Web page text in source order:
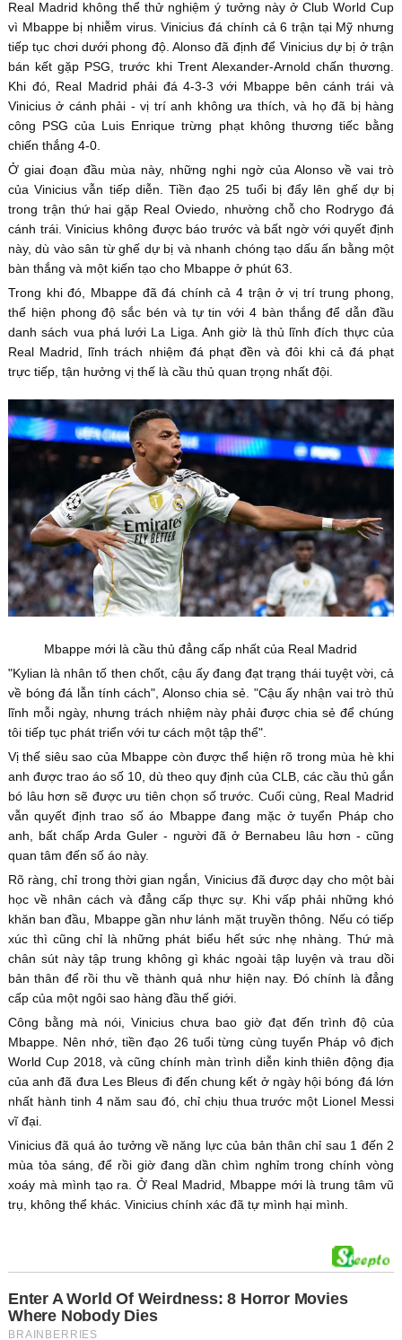
Real Madrid không thể thử nghiệm ý tưởng này ở Club World Cup
vì Mbappe bị nhiễm virus. Vinicius đá chính cả 6 trận tại Mỹ nhưng
tiếp tục chơi dưới phong độ. Alonso đã định để Vinicius dự bị ở trận
bán kết gặp PSG, trước khi Trent Alexander-Arnold chấn thương.
Khi đó, Real Madrid phải đá 4-3-3 với Mbappe bên cánh trái và
Vinicius ở cánh phải - vị trí anh không ưa thích, và họ đã bị hàng
công PSG của Luis Enrique trừng phạt không thương tiếc bằng
chiến thắng 4-0.
Ở giai đoạn đầu mùa này, những nghi ngờ của Alonso về vai trò
của Vinicius vẫn tiếp diễn. Tiền đạo 25 tuổi bị đẩy lên ghế dự bị
trong trận thứ hai gặp Real Oviedo, nhường chỗ cho Rodrygo đá
cánh trái. Vinicius không được báo trước và bất ngờ với quyết định
này, dù vào sân từ ghế dự bị và nhanh chóng tạo dấu ấn bằng một
bàn thắng và một kiến tạo cho Mbappe ở phút 63.
Trong khi đó, Mbappe đã đá chính cả 4 trận ở vị trí trung phong,
thể hiện phong độ sắc bén và tự tin với 4 bàn thắng để dẫn đầu
danh sách vua phá lưới La Liga. Anh giờ là thủ lĩnh đích thực của
Real Madrid, lĩnh trách nhiệm đá phạt đền và đôi khi cả đá phạt
trực tiếp, tận hưởng vị thế là cầu thủ quan trọng nhất đội.
Mbappe mới là cầu thủ đẳng cấp nhất của Real Madrid
"Kylian là nhân tố then chốt, cậu ấy đang đạt trạng thái tuyệt vời, cả
về bóng đá lẫn tính cách", Alonso chia sẻ. "Cậu ấy nhận vai trò thủ
lĩnh mỗi ngày, nhưng trách nhiệm này phải được chia sẻ để chúng
tôi tiếp tục phát triển với tư cách một tập thể".
Vị thế siêu sao của Mbappe còn được thể hiện rõ trong mùa hè khi
anh được trao áo số 10, dù theo quy định của CLB, các cầu thủ gắn
bó lâu hơn sẽ được ưu tiên chọn số trước. Cuối cùng, Real Madrid
vẫn quyết định trao số áo Mbappe đang mặc ở tuyển Pháp cho
anh, bất chấp Arda Guler - người đã ở Bernabeu lâu hơn - cũng
quan tâm đến số áo này.
Rõ ràng, chỉ trong thời gian ngắn, Vinicius đã được dạy cho một bài
học về nhân cách và đẳng cấp thực sự. Khi vấp phải những khó
khăn ban đầu, Mbappe gần như lánh mặt truyền thông. Nếu có tiếp
xúc thì cũng chỉ là những phát biểu hết sức nhẹ nhàng. Thứ mà
chân sút này tập trung không gì khác ngoài tập luyện và trau dồi
bản thân để rồi thu về thành quả như hiện nay. Đó chính là đẳng
cấp của một ngôi sao hàng đầu thế giới.
Công bằng mà nói, Vinicius chưa bao giờ đạt đến trình độ của
Mbappe. Nên nhớ, tiền đạo 26 tuổi từng cùng tuyển Pháp vô địch
World Cup 2018, và cũng chính màn trình diễn kinh thiên động địa
của anh đã đưa Les Bleus đi đến chung kết ở ngày hội bóng đá lớn
nhất hành tinh 4 năm sau đó, chỉ chịu thua trước một Lionel Messi
vĩ đại.
Vinicius đã quá ảo tưởng về năng lực của bản thân chỉ sau 1 đến 2
mùa tỏa sáng, để rồi giờ đang dần chìm nghỉm trong chính vòng
xoáy mà mình tạo ra. Ở Real Madrid, Mbappe mới là trung tâm vũ
trụ, không thể khác. Vinicius chính xác đã tự mình hại mình.